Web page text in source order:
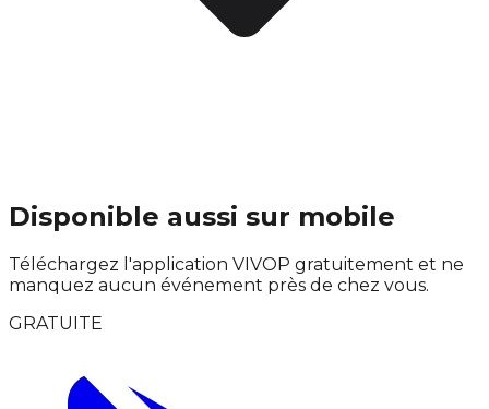
Disponible aussi sur mobile
Téléchargez l'application VIVOP gratuitement et ne
manquez aucun événement près de chez vous.
GRATUITE